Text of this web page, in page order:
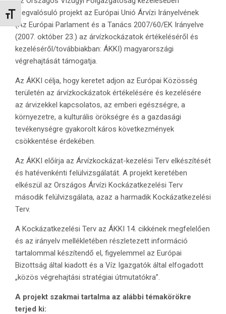
Betűméret váltása
megvalósuló projekt az Európai Unió Árvízi Irányelvének
(Az Európai Parlament és a Tanács 2007/60/EK Irányelve
(2007. október 23.) az árvízkockázatok értékeléséről és
kezeléséről/továbbiakban: ÁKKI) magyarországi
végrehajtását támogatja.
Az ÁKKI célja, hogy keretet adjon az Európai Közösség
területén az árvízkockázatok értékelésére és kezelésére
az árvizekkel kapcsolatos, az emberi egészségre, a
környezetre, a kulturális örökségre és a gazdasági
tevékenységre gyakorolt káros következmények
csökkentése érdekében.
Az ÁKKI előírja az Árvízkockázat-kezelési Terv elkészítését
és hatévenkénti felülvizsgálatát. A projekt keretében
elkészül az Országos Árvízi Kockázatkezelési Terv
második felülvizsgálata, azaz a harmadik Kockázatkezelési
Terv.
A Kockázatkezelési Terv az ÁKKI 14. cikkének megfelelően
és az irányelv mellékletében részletezett információ
tartalommal készítendő el, figyelemmel az Európai
Bizottság által kiadott és a Víz Igazgatók által elfogadott
„közös végrehajtási stratégiai útmutatókra”.
A projekt szakmai tartalma az alábbi témakörökre
terjed ki: